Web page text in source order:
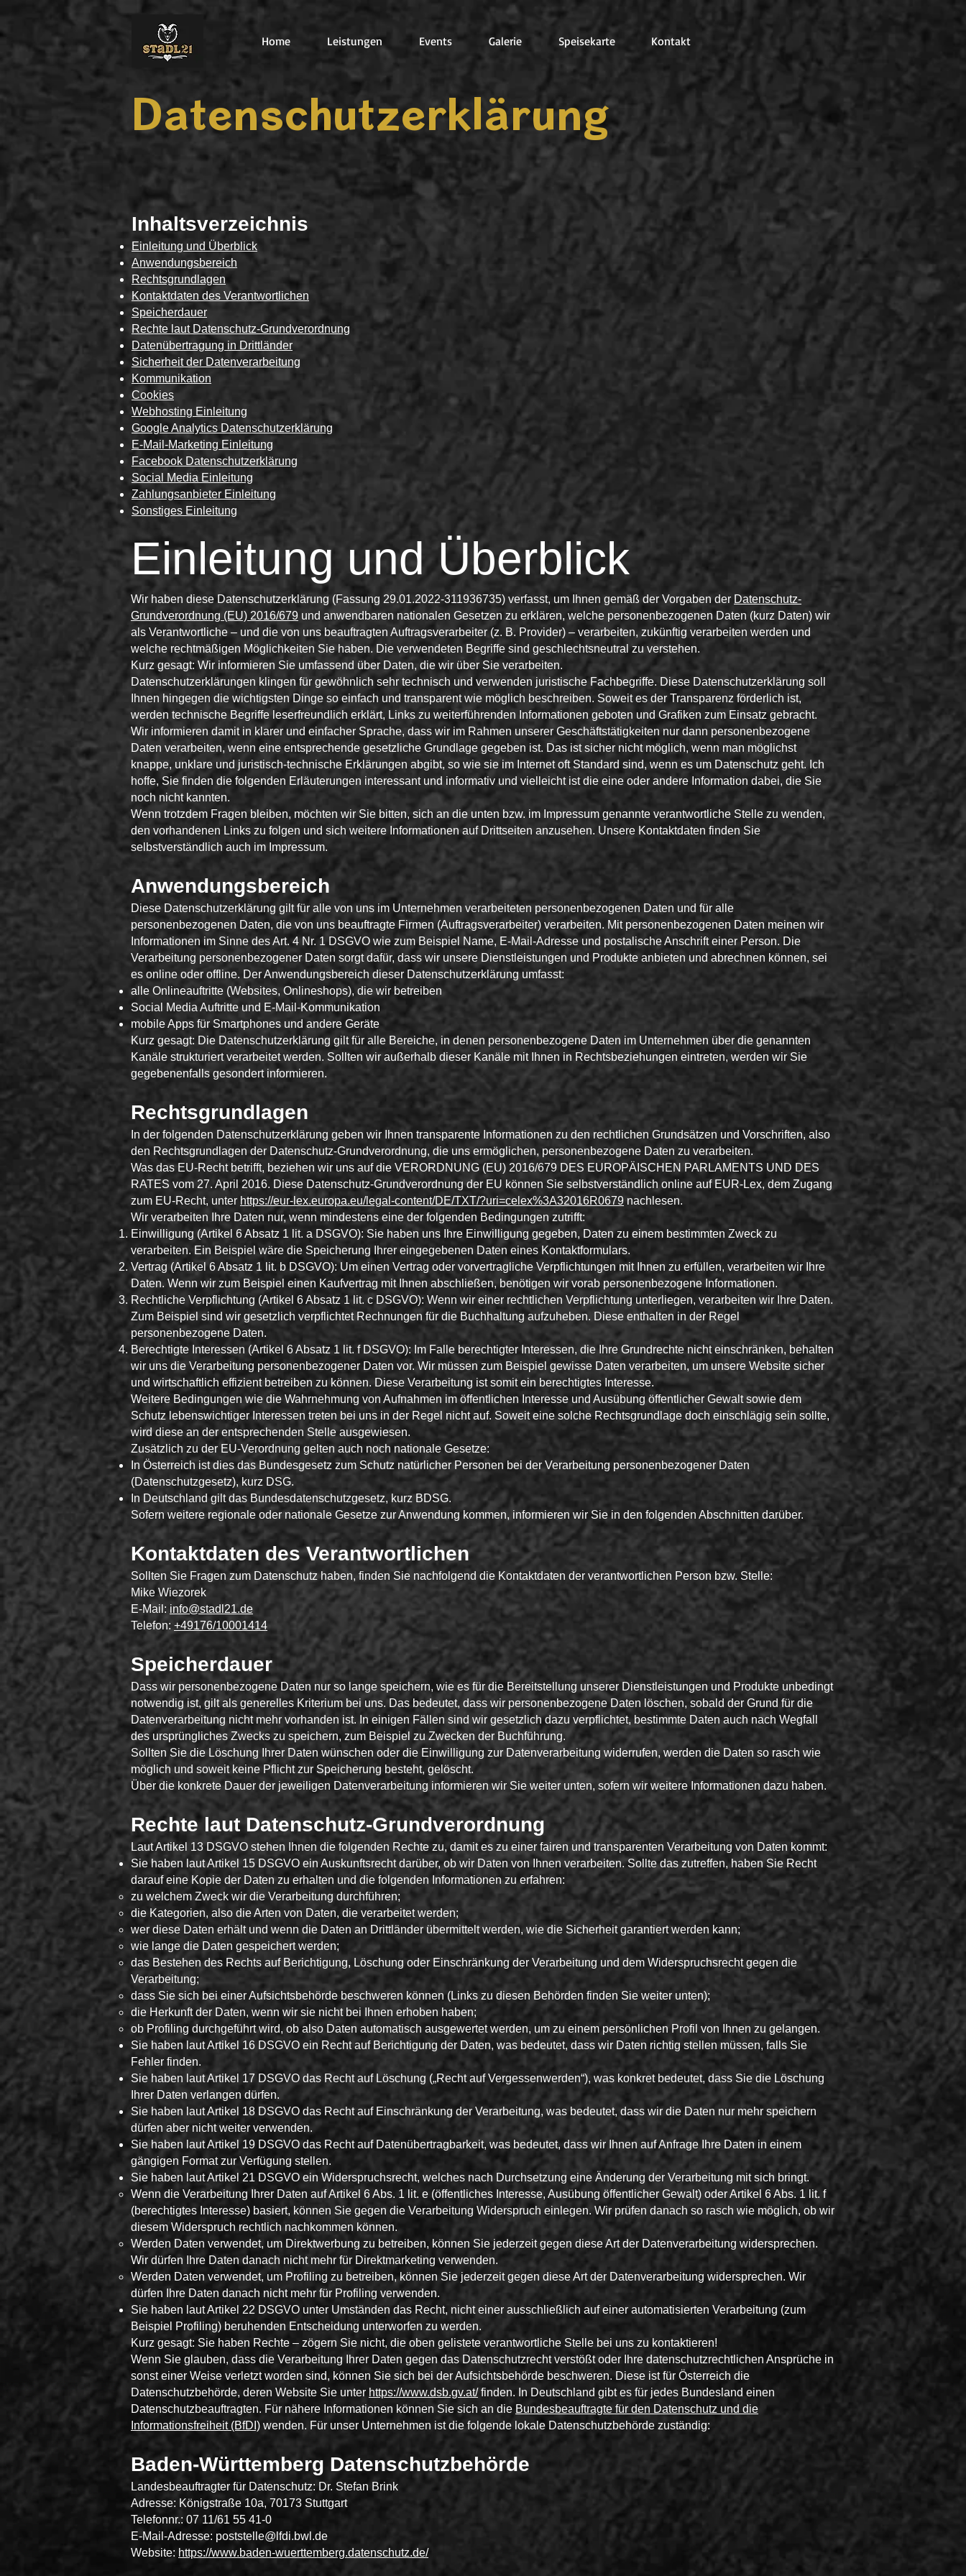
Home Leistungen Events Galerie Speisekarte Kontakt
Datenschutzerklärung
Inhaltsverzeichnis
Einleitung und Überblick
Anwendungsbereich
Rechtsgrundlagen
Kontaktdaten des Verantwortlichen
Speicherdauer
Rechte laut Datenschutz-Grundverordnung
Datenübertragung in Drittländer
Sicherheit der Datenverarbeitung
Kommunikation
Cookies
Webhosting Einleitung
Google Analytics Datenschutzerklärung
E-Mail-Marketing Einleitung
Facebook Datenschutzerklärung
Social Media Einleitung
Zahlungsanbieter Einleitung
Sonstiges Einleitung
Einleitung und Überblick
Wir haben diese Datenschutzerklärung (Fassung 29.01.2022-311936735) verfasst, um Ihnen gemäß der Vorgaben der Datenschutz-
Grundverordnung (EU) 2016/679 und anwendbaren nationalen Gesetzen zu erklären, welche personenbezogenen Daten (kurz Daten) wir
als Verantwortliche – und die von uns beauftragten Auftragsverarbeiter (z. B. Provider) – verarbeiten, zukünftig verarbeiten werden und
welche rechtmäßigen Möglichkeiten Sie haben. Die verwendeten Begriffe sind geschlechtsneutral zu verstehen.
Kurz gesagt: Wir informieren Sie umfassend über Daten, die wir über Sie verarbeiten.
Datenschutzerklärungen klingen für gewöhnlich sehr technisch und verwenden juristische Fachbegriffe. Diese Datenschutzerklärung soll
Ihnen hingegen die wichtigsten Dinge so einfach und transparent wie möglich beschreiben. Soweit es der Transparenz förderlich ist,
werden technische Begriffe leserfreundlich erklärt, Links zu weiterführenden Informationen geboten und Grafiken zum Einsatz gebracht.
Wir informieren damit in klarer und einfacher Sprache, dass wir im Rahmen unserer Geschäftstätigkeiten nur dann personenbezogene
Daten verarbeiten, wenn eine entsprechende gesetzliche Grundlage gegeben ist. Das ist sicher nicht möglich, wenn man möglichst
knappe, unklare und juristisch-technische Erklärungen abgibt, so wie sie im Internet oft Standard sind, wenn es um Datenschutz geht. Ich
hoffe, Sie finden die folgenden Erläuterungen interessant und informativ und vielleicht ist die eine oder andere Information dabei, die Sie
noch nicht kannten.
Wenn trotzdem Fragen bleiben, möchten wir Sie bitten, sich an die unten bzw. im Impressum genannte verantwortliche Stelle zu wenden,
den vorhandenen Links zu folgen und sich weitere Informationen auf Drittseiten anzusehen. Unsere Kontaktdaten finden Sie
selbstverständlich auch im Impressum.
Anwendungsbereich
Diese Datenschutzerklärung gilt für alle von uns im Unternehmen verarbeiteten personenbezogenen Daten und für alle
personenbezogenen Daten, die von uns beauftragte Firmen (Auftragsverarbeiter) verarbeiten. Mit personenbezogenen Daten meinen wir
Informationen im Sinne des Art. 4 Nr. 1 DSGVO wie zum Beispiel Name, E-Mail-Adresse und postalische Anschrift einer Person. Die
Verarbeitung personenbezogener Daten sorgt dafür, dass wir unsere Dienstleistungen und Produkte anbieten und abrechnen können, sei
es online oder offline. Der Anwendungsbereich dieser Datenschutzerklärung umfasst:
alle Onlineauftritte (Websites, Onlineshops), die wir betreiben
Social Media Auftritte und E-Mail-Kommunikation
mobile Apps für Smartphones und andere Geräte
Kurz gesagt: Die Datenschutzerklärung gilt für alle Bereiche, in denen personenbezogene Daten im Unternehmen über die genannten
Kanäle strukturiert verarbeitet werden. Sollten wir außerhalb dieser Kanäle mit Ihnen in Rechtsbeziehungen eintreten, werden wir Sie
gegebenenfalls gesondert informieren.
Rechtsgrundlagen
In der folgenden Datenschutzerklärung geben wir Ihnen transparente Informationen zu den rechtlichen Grundsätzen und Vorschriften, also
den Rechtsgrundlagen der Datenschutz-Grundverordnung, die uns ermöglichen, personenbezogene Daten zu verarbeiten.
Was das EU-Recht betrifft, beziehen wir uns auf die VERORDNUNG (EU) 2016/679 DES EUROPÄISCHEN PARLAMENTS UND DES
RATES vom 27. April 2016. Diese Datenschutz-Grundverordnung der EU können Sie selbstverständlich online auf EUR-Lex, dem Zugang
zum EU-Recht, unter https://eur-lex.europa.eu/legal-content/DE/TXT/?uri=celex%3A32016R0679 nachlesen.
Wir verarbeiten Ihre Daten nur, wenn mindestens eine der folgenden Bedingungen zutrifft:
Einwilligung (Artikel 6 Absatz 1 lit. a DSGVO): Sie haben uns Ihre Einwilligung gegeben, Daten zu einem bestimmten Zweck zu
verarbeiten. Ein Beispiel wäre die Speicherung Ihrer eingegebenen Daten eines Kontaktformulars.
Vertrag (Artikel 6 Absatz 1 lit. b DSGVO): Um einen Vertrag oder vorvertragliche Verpflichtungen mit Ihnen zu erfüllen, verarbeiten wir Ihre
Daten. Wenn wir zum Beispiel einen Kaufvertrag mit Ihnen abschließen, benötigen wir vorab personenbezogene Informationen.
Rechtliche Verpflichtung (Artikel 6 Absatz 1 lit. c DSGVO): Wenn wir einer rechtlichen Verpflichtung unterliegen, verarbeiten wir Ihre Daten.
Zum Beispiel sind wir gesetzlich verpflichtet Rechnungen für die Buchhaltung aufzuheben. Diese enthalten in der Regel
personenbezogene Daten.
Berechtigte Interessen (Artikel 6 Absatz 1 lit. f DSGVO): Im Falle berechtigter Interessen, die Ihre Grundrechte nicht einschränken, behalten
wir uns die Verarbeitung personenbezogener Daten vor. Wir müssen zum Beispiel gewisse Daten verarbeiten, um unsere Website sicher
und wirtschaftlich effizient betreiben zu können. Diese Verarbeitung ist somit ein berechtigtes Interesse.
Weitere Bedingungen wie die Wahrnehmung von Aufnahmen im öffentlichen Interesse und Ausübung öffentlicher Gewalt sowie dem
Schutz lebenswichtiger Interessen treten bei uns in der Regel nicht auf. Soweit eine solche Rechtsgrundlage doch einschlägig sein sollte,
wird diese an der entsprechenden Stelle ausgewiesen.
Zusätzlich zu der EU-Verordnung gelten auch noch nationale Gesetze:
In Österreich ist dies das Bundesgesetz zum Schutz natürlicher Personen bei der Verarbeitung personenbezogener Daten
(Datenschutzgesetz), kurz DSG.
In Deutschland gilt das Bundesdatenschutzgesetz, kurz BDSG.
Sofern weitere regionale oder nationale Gesetze zur Anwendung kommen, informieren wir Sie in den folgenden Abschnitten darüber.
Kontaktdaten des Verantwortlichen
Sollten Sie Fragen zum Datenschutz haben, finden Sie nachfolgend die Kontaktdaten der verantwortlichen Person bzw. Stelle:
Mike Wiezorek
E-Mail: info@stadl21.de
Telefon: +49176/10001414
Speicherdauer
Dass wir personenbezogene Daten nur so lange speichern, wie es für die Bereitstellung unserer Dienstleistungen und Produkte unbedingt
notwendig ist, gilt als generelles Kriterium bei uns. Das bedeutet, dass wir personenbezogene Daten löschen, sobald der Grund für die
Datenverarbeitung nicht mehr vorhanden ist. In einigen Fällen sind wir gesetzlich dazu verpflichtet, bestimmte Daten auch nach Wegfall
des ursprüngliches Zwecks zu speichern, zum Beispiel zu Zwecken der Buchführung.
Sollten Sie die Löschung Ihrer Daten wünschen oder die Einwilligung zur Datenverarbeitung widerrufen, werden die Daten so rasch wie
möglich und soweit keine Pflicht zur Speicherung besteht, gelöscht.
Über die konkrete Dauer der jeweiligen Datenverarbeitung informieren wir Sie weiter unten, sofern wir weitere Informationen dazu haben.
Rechte laut Datenschutz-Grundverordnung
Laut Artikel 13 DSGVO stehen Ihnen die folgenden Rechte zu, damit es zu einer fairen und transparenten Verarbeitung von Daten kommt:
Sie haben laut Artikel 15 DSGVO ein Auskunftsrecht darüber, ob wir Daten von Ihnen verarbeiten. Sollte das zutreffen, haben Sie Recht
darauf eine Kopie der Daten zu erhalten und die folgenden Informationen zu erfahren:
zu welchem Zweck wir die Verarbeitung durchführen;
die Kategorien, also die Arten von Daten, die verarbeitet werden;
wer diese Daten erhält und wenn die Daten an Drittländer übermittelt werden, wie die Sicherheit garantiert werden kann;
wie lange die Daten gespeichert werden;
das Bestehen des Rechts auf Berichtigung, Löschung oder Einschränkung der Verarbeitung und dem Widerspruchsrecht gegen die
Verarbeitung;
dass Sie sich bei einer Aufsichtsbehörde beschweren können (Links zu diesen Behörden finden Sie weiter unten);
die Herkunft der Daten, wenn wir sie nicht bei Ihnen erhoben haben;
ob Profiling durchgeführt wird, ob also Daten automatisch ausgewertet werden, um zu einem persönlichen Profil von Ihnen zu gelangen.
Sie haben laut Artikel 16 DSGVO ein Recht auf Berichtigung der Daten, was bedeutet, dass wir Daten richtig stellen müssen, falls Sie
Fehler finden.
Sie haben laut Artikel 17 DSGVO das Recht auf Löschung („Recht auf Vergessenwerden“), was konkret bedeutet, dass Sie die Löschung
Ihrer Daten verlangen dürfen.
Sie haben laut Artikel 18 DSGVO das Recht auf Einschränkung der Verarbeitung, was bedeutet, dass wir die Daten nur mehr speichern
dürfen aber nicht weiter verwenden.
Sie haben laut Artikel 19 DSGVO das Recht auf Datenübertragbarkeit, was bedeutet, dass wir Ihnen auf Anfrage Ihre Daten in einem
gängigen Format zur Verfügung stellen.
Sie haben laut Artikel 21 DSGVO ein Widerspruchsrecht, welches nach Durchsetzung eine Änderung der Verarbeitung mit sich bringt.
Wenn die Verarbeitung Ihrer Daten auf Artikel 6 Abs. 1 lit. e (öffentliches Interesse, Ausübung öffentlicher Gewalt) oder Artikel 6 Abs. 1 lit. f
(berechtigtes Interesse) basiert, können Sie gegen die Verarbeitung Widerspruch einlegen. Wir prüfen danach so rasch wie möglich, ob wir
diesem Widerspruch rechtlich nachkommen können.
Werden Daten verwendet, um Direktwerbung zu betreiben, können Sie jederzeit gegen diese Art der Datenverarbeitung widersprechen.
Wir dürfen Ihre Daten danach nicht mehr für Direktmarketing verwenden.
Werden Daten verwendet, um Profiling zu betreiben, können Sie jederzeit gegen diese Art der Datenverarbeitung widersprechen. Wir
dürfen Ihre Daten danach nicht mehr für Profiling verwenden.
Sie haben laut Artikel 22 DSGVO unter Umständen das Recht, nicht einer ausschließlich auf einer automatisierten Verarbeitung (zum
Beispiel Profiling) beruhenden Entscheidung unterworfen zu werden.
Kurz gesagt: Sie haben Rechte – zögern Sie nicht, die oben gelistete verantwortliche Stelle bei uns zu kontaktieren!
Wenn Sie glauben, dass die Verarbeitung Ihrer Daten gegen das Datenschutzrecht verstößt oder Ihre datenschutzrechtlichen Ansprüche in
sonst einer Weise verletzt worden sind, können Sie sich bei der Aufsichtsbehörde beschweren. Diese ist für Österreich die
Datenschutzbehörde, deren Website Sie unter https://www.dsb.gv.at/finden. In Deutschland gibt es für jedes Bundesland einen
Datenschutzbeauftragten. Für nähere Informationen können Sie sich an die Bundesbeauftragte für den Datenschutz und die
Informationsfreiheit (BfDI) wenden. Für unser Unternehmen ist die folgende lokale Datenschutzbehörde zuständig:
Baden-Württemberg Datenschutzbehörde
Landesbeauftragter für Datenschutz: Dr. Stefan Brink
Adresse: Königstraße 10a, 70173 Stuttgart
Telefonnr.: 07 11/61 55 41-0
E-Mail-Adresse: poststelle@lfdi.bwl.de
Website: https://www.baden-wuerttemberg.datenschutz.de/